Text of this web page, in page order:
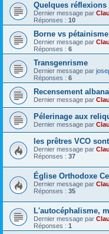
Quelques
Dernier message par
Réponses : 10
Borne vs pétainisme
Dernier message par
Réponses : 6
Transgenrisme
Dernier message par
Réponses : 6
Recensement
Dernier message par
Pélerinage aux
Dernier message par
les prêtres VCO
Dernier message par
Réponses : 37
Église Orthodoxe
Dernier message par
Réponses : 35
L'autocéphalisme,
Dernier message par
Réponses : 1